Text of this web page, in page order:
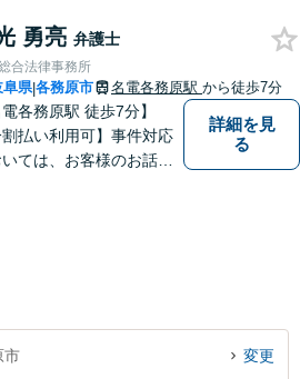
勇亮 弁護士
合法律事務所
阜県|各務原市 名電各務原駅 から徒歩7分
電各務原駅 徒歩7分】
割払い利用可】事件対応
ては、お客様のお話を
詳細を見
る
市 変更